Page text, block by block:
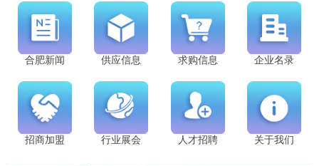
合肥新闻 供应信息 求购信息 企业名录
招商加盟 行业展会 人才招聘 关于我们